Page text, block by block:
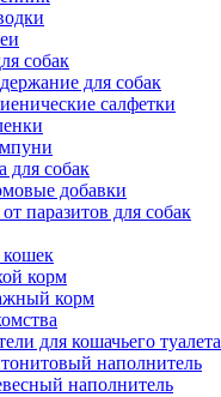
собак
для собак
салфетки
для собак
добавки
паразитов для собак
корм
корм
для кошачьего туалета
наполнитель
наполнитель